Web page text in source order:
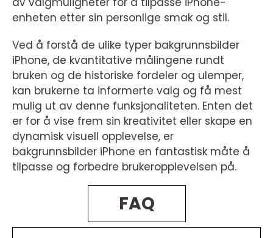
enheten etter sin personlige smak og stil.
Ved å forstå de ulike typer bakgrunnsbilder
iPhone, de kvantitative målingene rundt
bruken og de historiske fordeler og ulemper,
kan brukerne ta informerte valg og få mest
mulig ut av denne funksjonaliteten. Enten det
er for å vise frem sin kreativitet eller skape en
dynamisk visuell opplevelse, er
bakgrunnsbilder iPhone en fantastisk måte å
tilpasse og forbedre brukeropplevelsen på.
FAQ